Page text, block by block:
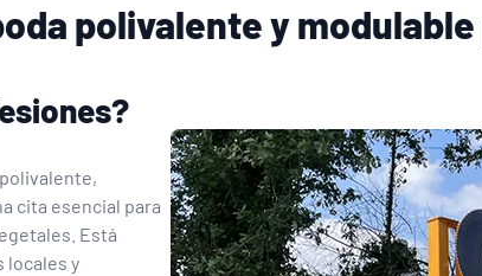
polivalente y
cita esencial para
Está
locales y